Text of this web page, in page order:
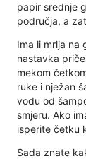
papir srednje
područja, a
Ima li mrlja na
nastavka
mekom
ruke i nježan
vodu od
smjeru. Ako
isperite četku
Sada znate